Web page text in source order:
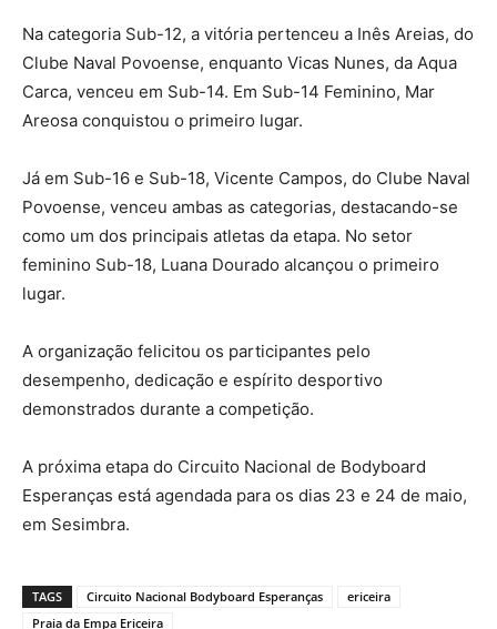
Na categoria Sub-12, a vitória pertenceu a Inês Areias, do
Clube Naval Povoense, enquanto Vicas Nunes, da Aqua
Carca, venceu em Sub-14. Em Sub-14 Feminino, Mar
Areosa conquistou o primeiro lugar.
Já em Sub-16 e Sub-18, Vicente Campos, do Clube Naval
Povoense, venceu ambas as categorias, destacando-se
como um dos principais atletas da etapa. No setor
feminino Sub-18, Luana Dourado alcançou o primeiro
lugar.
A organização felicitou os participantes pelo
desempenho, dedicação e espírito desportivo
demonstrados durante a competição.
A próxima etapa do Circuito Nacional de Bodyboard
Esperanças está agendada para os dias 23 e 24 de maio,
em Sesimbra.
TAGS Circuito Nacional Bodyboard Esperanças
ericeira
Praia da Empa Ericeira